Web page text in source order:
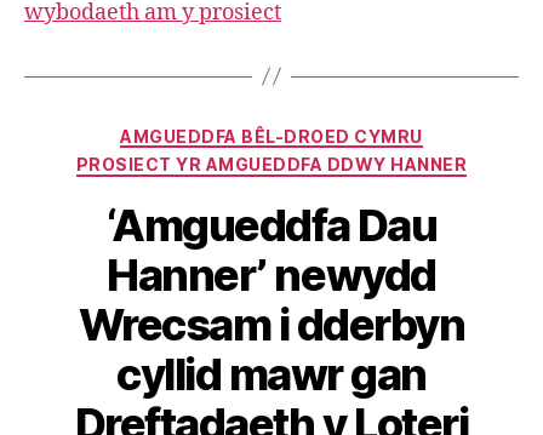
wybodaeth am y prosiect
Categories
AMGUEDDFA BÊL-DROED CYMRU
PROSIECT YR AMGUEDDFA DDWY HANNER
‘Amgueddfa Dau
Hanner’ newydd
Wrecsam i dderbyn
cyllid mawr gan
Dreftadaeth y Loteri
y
t